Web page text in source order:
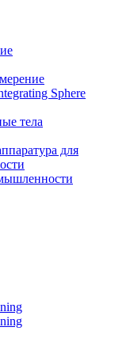
Sphere
тела
для